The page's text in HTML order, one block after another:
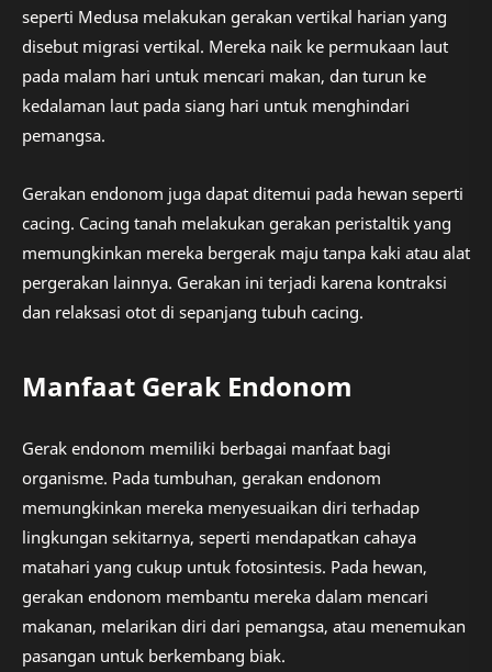
seperti Medusa melakukan gerakan vertikal harian yang
disebut migrasi vertikal. Mereka naik ke permukaan laut
pada malam hari untuk mencari makan, dan turun ke
kedalaman laut pada siang hari untuk menghindari
pemangsa.
Gerakan endonom juga dapat ditemui pada hewan seperti
cacing. Cacing tanah melakukan gerakan peristaltik yang
memungkinkan mereka bergerak maju tanpa kaki atau alat
pergerakan lainnya. Gerakan ini terjadi karena kontraksi
dan relaksasi otot di sepanjang tubuh cacing.
Manfaat Gerak Endonom
Gerak endonom memiliki berbagai manfaat bagi
organisme. Pada tumbuhan, gerakan endonom
memungkinkan mereka menyesuaikan diri terhadap
lingkungan sekitarnya, seperti mendapatkan cahaya
matahari yang cukup untuk fotosintesis. Pada hewan,
gerakan endonom membantu mereka dalam mencari
makanan, melarikan diri dari pemangsa, atau menemukan
pasangan untuk berkembang biak.